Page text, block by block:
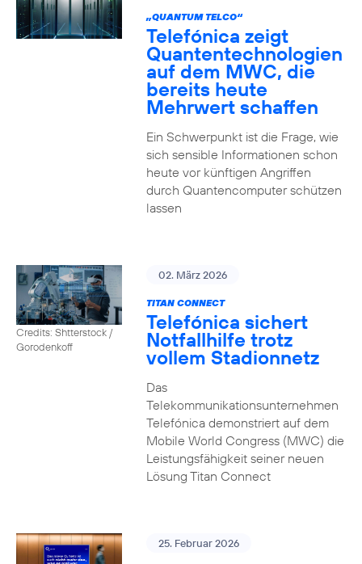
„QUANTUM TELCO“
Telefónica zeigt
Quanten­technologien
auf dem MWC, die
bereits heute
Mehrwert schaffen
Ein Schwerpunkt ist die Frage, wie
sich sensible Informationen schon
heute vor künftigen Angriffen
durch Quantencomputer schützen
lassen
Credits: Shtterstock /
Gorodenkoff
02. März 2026
TITAN CONNECT
Telefónica sichert
Notfallhilfe trotz
vollem Stadionnetz
Das
Telekommunikationsunternehmen
Telefónica demonstriert auf dem
Mobile World Congress (MWC) die
Leistungsfähigkeit seiner neuen
Lösung Titan Connect
25. Februar 2026